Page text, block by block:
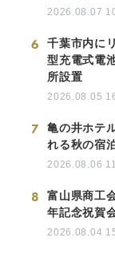
2026.08.07
6
千葉市内に
型充電式電
所設置
2026.08.05
7
亀の井ホテ
れる秋の宿
2026.08.06
8
富山県商工
年記念祝賀
2026.08.04